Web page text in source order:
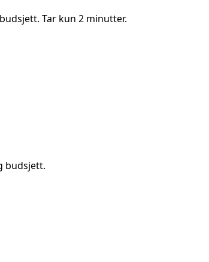
Tar kun 2 minutter.
budsjett.